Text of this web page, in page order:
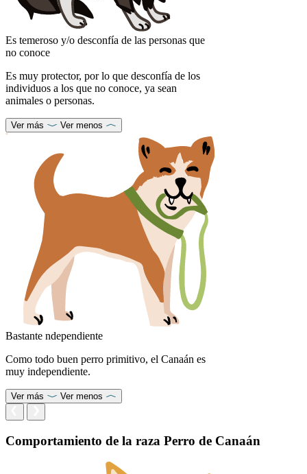
Es temeroso y/o desconfía de las personas que
no conoce
Es muy protector, por lo que desconfía de los
individuos a los que no conoce, ya sean
animales o personas.
Ver más Ver menos
Bastante ndependiente
Como todo buen perro primitivo, el Canaán es
muy independiente.
Ver más Ver menos
Comportamiento de la raza Perro de Canaán